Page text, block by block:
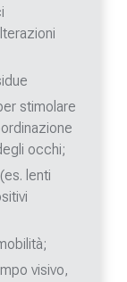
stimolare
occhi;
lenti
visivo,